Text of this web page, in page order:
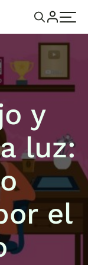
y
luz:
el